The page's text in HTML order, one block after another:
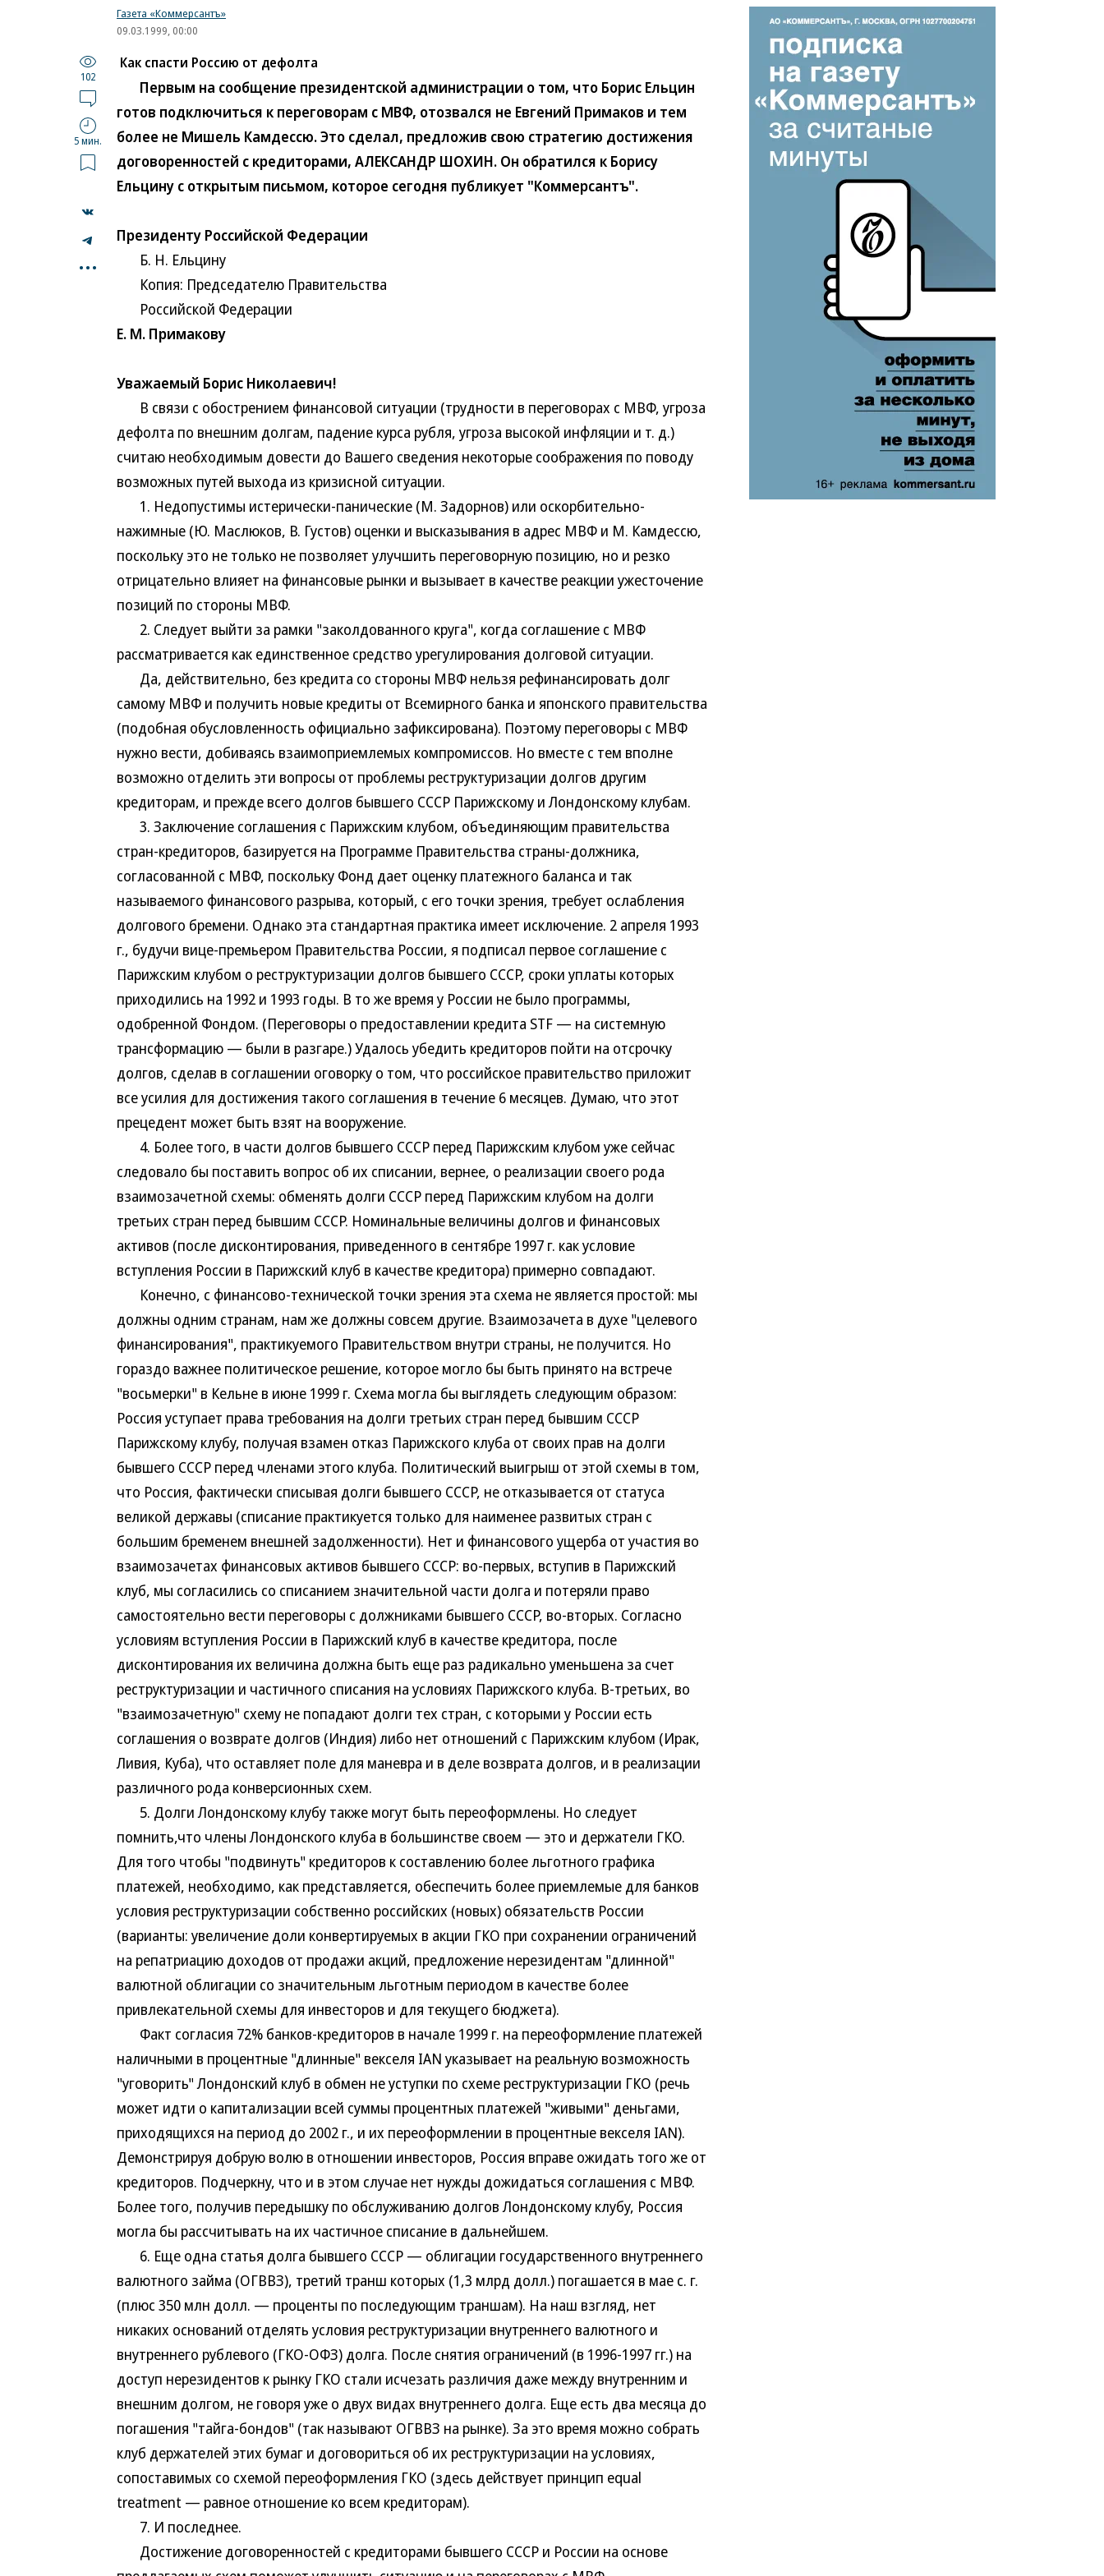
Газета «Коммерсантъ»
09.03.1999, 00:00
102
5 мин.
...
Как спасти Россию от дефолта
Первым на сообщение президентской администрации о том, что Борис Ельцин
готов подключиться к переговорам с МВФ, отозвался не Евгений Примаков и тем
более не Мишель Камдессю. Это сделал, предложив свою стратегию достижения
договоренностей с кредиторами, АЛЕКСАНДР ШОХИН. Он обратился к Борису
Ельцину с открытым письмом, которое сегодня публикует "Коммерсантъ".
Президенту Российской Федерации
Б. Н. Ельцину
Копия: Председателю Правительства
Российской Федерации
Е. М. Примакову
Уважаемый Борис Николаевич!
В связи с обострением финансовой ситуации (трудности в переговорах с МВФ, угроза
дефолта по внешним долгам, падение курса рубля, угроза высокой инфляции и т. д.)
считаю необходимым довести до Вашего сведения некоторые соображения по поводу
возможных путей выхода из кризисной ситуации.
1. Недопустимы истерически-панические (М. Задорнов) или оскорбительно-
нажимные (Ю. Маслюков, В. Густов) оценки и высказывания в адрес МВФ и М. Камдессю,
поскольку это не только не позволяет улучшить переговорную позицию, но и резко
отрицательно влияет на финансовые рынки и вызывает в качестве реакции ужесточение
позиций по стороны МВФ.
2. Следует выйти за рамки "заколдованного круга", когда соглашение с МВФ
рассматривается как единственное средство урегулирования долговой ситуации.
Да, действительно, без кредита со стороны МВФ нельзя рефинансировать долг
самому МВФ и получить новые кредиты от Всемирного банка и японского правительства
(подобная обусловленность официально зафиксирована). Поэтому переговоры с МВФ
нужно вести, добиваясь взаимоприемлемых компромиссов. Но вместе с тем вполне
возможно отделить эти вопросы от проблемы реструктуризации долгов другим
кредиторам, и прежде всего долгов бывшего СССР Парижскому и Лондонскому клубам.
3. Заключение соглашения с Парижским клубом, объединяющим правительства
стран-кредиторов, базируется на Программе Правительства страны-должника,
согласованной с МВФ, поскольку Фонд дает оценку платежного баланса и так
называемого финансового разрыва, который, с его точки зрения, требует ослабления
долгового бремени. Однако эта стандартная практика имеет исключение. 2 апреля 1993
г., будучи вице-премьером Правительства России, я подписал первое соглашение с
Парижским клубом о реструктуризации долгов бывшего СССР, сроки уплаты которых
приходились на 1992 и 1993 годы. В то же время у России не было программы,
одобренной Фондом. (Переговоры о предоставлении кредита STF — на системную
трансформацию — были в разгаре.) Удалось убедить кредиторов пойти на отсрочку
долгов, сделав в соглашении оговорку о том, что российское правительство приложит
все усилия для достижения такого соглашения в течение 6 месяцев. Думаю, что этот
прецедент может быть взят на вооружение.
4. Более того, в части долгов бывшего СССР перед Парижским клубом уже сейчас
следовало бы поставить вопрос об их списании, вернее, о реализации своего рода
взаимозачетной схемы: обменять долги СССР перед Парижским клубом на долги
третьих стран перед бывшим СССР. Номинальные величины долгов и финансовых
активов (после дисконтирования, приведенного в сентябре 1997 г. как условие
вступления России в Парижский клуб в качестве кредитора) примерно совпадают.
Конечно, с финансово-технической точки зрения эта схема не является простой: мы
должны одним странам, нам же должны совсем другие. Взаимозачета в духе "целевого
финансирования", практикуемого Правительством внутри страны, не получится. Но
гораздо важнее политическое решение, которое могло бы быть принято на встрече
"восьмерки" в Кельне в июне 1999 г. Схема могла бы выглядеть следующим образом:
Россия уступает права требования на долги третьих стран перед бывшим СССР
Парижскому клубу, получая взамен отказ Парижского клуба от своих прав на долги
бывшего СССР перед членами этого клуба. Политический выигрыш от этой схемы в том,
что Россия, фактически списывая долги бывшего СССР, не отказывается от статуса
великой державы (списание практикуется только для наименее развитых стран с
большим бременем внешней задолженности). Нет и финансового ущерба от участия во
взаимозачетах финансовых активов бывшего СССР: во-первых, вступив в Парижский
клуб, мы согласились со списанием значительной части долга и потеряли право
самостоятельно вести переговоры с должниками бывшего СССР, во-вторых. Согласно
условиям вступления России в Парижский клуб в качестве кредитора, после
дисконтирования их величина должна быть еще раз радикально уменьшена за счет
реструктуризации и частичного списания на условиях Парижского клуба. В-третьих, во
"взаимозачетную" схему не попадают долги тех стран, с которыми у России есть
соглашения о возврате долгов (Индия) либо нет отношений с Парижским клубом (Ирак,
Ливия, Куба), что оставляет поле для маневра и в деле возврата долгов, и в реализации
различного рода конверсионных схем.
5. Долги Лондонскому клубу также могут быть переоформлены. Но следует
помнить,что члены Лондонского клуба в большинстве своем — это и держатели ГКО.
Для того чтобы "подвинуть" кредиторов к составлению более льготного графика
платежей, необходимо, как представляется, обеспечить более приемлемые для банков
условия реструктуризации собственно российских (новых) обязательств России
(варианты: увеличение доли конвертируемых в акции ГКО при сохранении ограничений
на репатриацию доходов от продажи акций, предложение нерезидентам "длинной"
валютной облигации со значительным льготным периодом в качестве более
привлекательной схемы для инвесторов и для текущего бюджета).
Факт согласия 72% банков-кредиторов в начале 1999 г. на переоформление платежей
наличными в процентные "длинные" векселя IAN указывает на реальную возможность
"уговорить" Лондонский клуб в обмен не уступки по схеме реструктуризации ГКО (речь
может идти о капитализации всей суммы процентных платежей "живыми" деньгами,
приходящихся на период до 2002 г., и их переоформлении в процентные векселя IAN).
Демонстрируя добрую волю в отношении инвесторов, Россия вправе ожидать того же от
кредиторов. Подчеркну, что и в этом случае нет нужды дожидаться соглашения с МВФ.
Более того, получив передышку по обслуживанию долгов Лондонскому клубу, Россия
могла бы рассчитывать на их частичное списание в дальнейшем.
6. Еще одна статья долга бывшего СССР — облигации государственного внутреннего
валютного займа (ОГВВЗ), третий транш которых (1,3 млрд долл.) погашается в мае с. г.
(плюс 350 млн долл. — проценты по последующим траншам). На наш взгляд, нет
никаких оснований отделять условия реструктуризации внутреннего валютного и
внутреннего рублевого (ГКО-ОФЗ) долга. После снятия ограничений (в 1996-1997 гг.) на
доступ нерезидентов к рынку ГКО стали исчезать различия даже между внутренним и
внешним долгом, не говоря уже о двух видах внутреннего долга. Еще есть два месяца до
погашения "тайга-бондов" (так называют ОГВВЗ на рынке). За это время можно собрать
клуб держателей этих бумаг и договориться об их реструктуризации на условиях,
сопоставимых со схемой переоформления ГКО (здесь действует принцип equal
treatment — равное отношение ко всем кредиторам).
7. И последнее.
Достижение договоренностей с кредиторами бывшего СССР и России на основе